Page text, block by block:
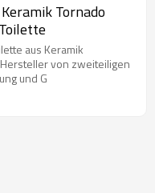
Tornado
aus Keramik
von zweiteiligen
und G